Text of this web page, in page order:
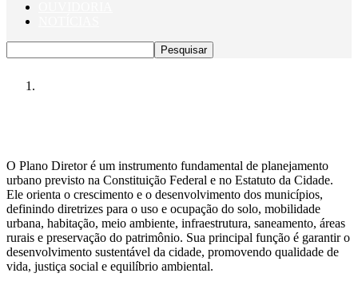
O Plano Diretor é um instrumento fundamental de planejamento
urbano previsto na Constituição Federal e no Estatuto da Cidade.
Ele orienta o crescimento e o desenvolvimento dos municípios,
definindo diretrizes para o uso e ocupação do solo, mobilidade
urbana, habitação, meio ambiente, infraestrutura, saneamento, áreas
rurais e preservação do patrimônio. Sua principal função é garantir o
desenvolvimento sustentável da cidade, promovendo qualidade de
vida, justiça social e equilíbrio ambiental.